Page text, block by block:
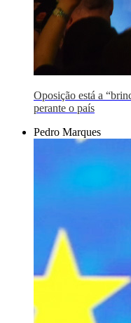
Oposição está a
perante o país
Pedro Marques